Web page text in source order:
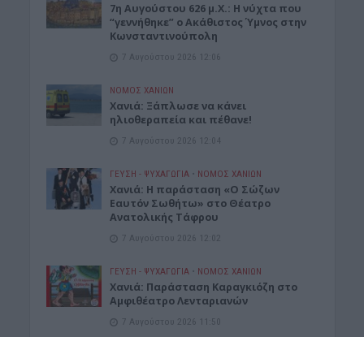
7η Αυγούστου 626 μ.Χ.: Η νύχτα που
“γεννήθηκε” ο Ακάθιστος Ύμνος στην
Κωνσταντινούπολη
7 Αυγούστου 2026 12:06
ΝΟΜΌΣ ΧΑΝΊΩΝ
Χανιά: Ξάπλωσε να κάνει
ηλιοθεραπεία και πέθανε!
7 Αυγούστου 2026 12:04
ΓΕΎΣΗ - ΨΥΧΑΓΩΓΊΑ • ΝΟΜΌΣ ΧΑΝΊΩΝ
Χανιά: Η παράσταση «Ο Σώζων
Εαυτόν Σωθήτω» στο Θέατρο
Ανατολικής Τάφρου
7 Αυγούστου 2026 12:02
ΓΕΎΣΗ - ΨΥΧΑΓΩΓΊΑ • ΝΟΜΌΣ ΧΑΝΊΩΝ
Xανιά: Παράσταση Καραγκιόζη στο
Αμφιθέατρο Λενταριανών
7 Αυγούστου 2026 11:50